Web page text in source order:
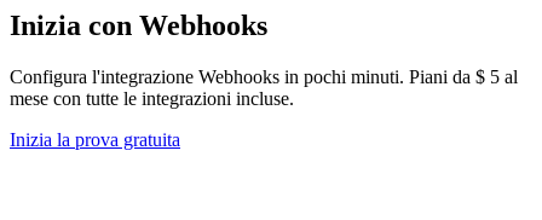
Inizia con Webhooks
Configura l'integrazione Webhooks in pochi minuti. Piani da $ 5 al
mese con tutte le integrazioni incluse.
Inizia la prova gratuita